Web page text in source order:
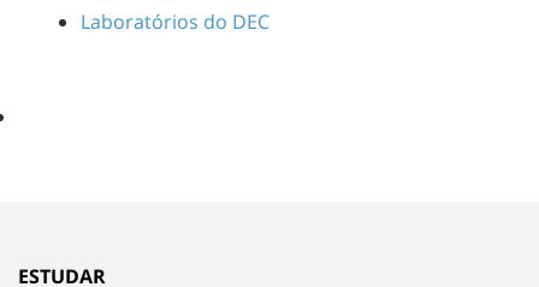
Laboratórios do DEC
ESTUDAR